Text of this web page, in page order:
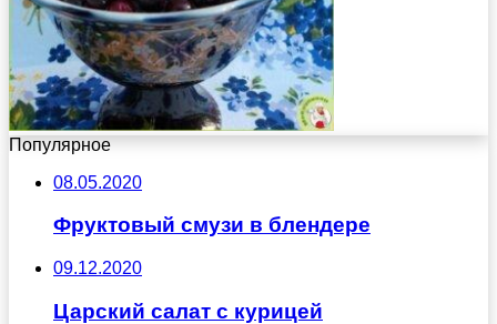
Популярное
08.05.2020
Фруктовый смузи в блендере
09.12.2020
Царский салат с курицей